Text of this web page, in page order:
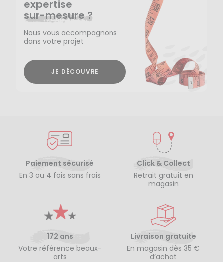
expertise
sur-mesure ?
Nous vous accompagnons
dans votre projet
JE DÉCOUVRE
Paiement sécurisé
En 3 ou 4 fois sans frais
Click & Collect
Retrait gratuit en
magasin
172 ans
Votre référence beaux-
arts
Livraison gratuite
En magasin dès 35 €
d’achat